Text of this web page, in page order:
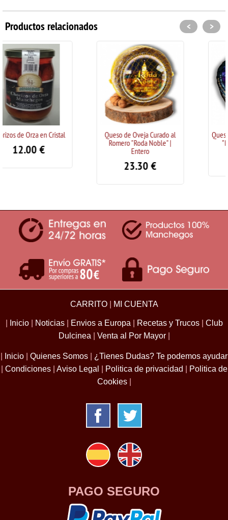
Productos relacionados
Queso de Oveja Curado al
23.30
Queso de Oveja al Ajo Negro
"Roda Noble" | Entero
< >
CARRITO| MI CUENTA
Inicio Noticias Envios a Europa Recetas y Trucos
Club
Dulcinea
Venta al Por Mayor
Inicio Quienes Somos
¿Tienes Dudas? Te podemos ayudar
Condiciones Aviso Legal Politica de privacidad
Politica de
Cookies
PAGO SEGURO